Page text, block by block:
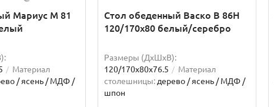
Мариус М 81
Материал
/ ясень / МДФ /
Стол обеденный Васко В 86Н
120/170х80 белый/серебро
Размеры (ДхШxВ):
120/170х80х76.5
Материал
столешницы:дерево / ясень / МДФ /
шпон